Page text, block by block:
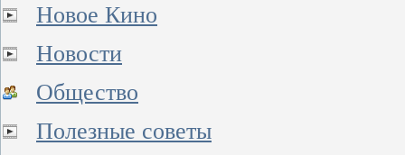
Новое Кино
Новости
Общество
Полезные советы